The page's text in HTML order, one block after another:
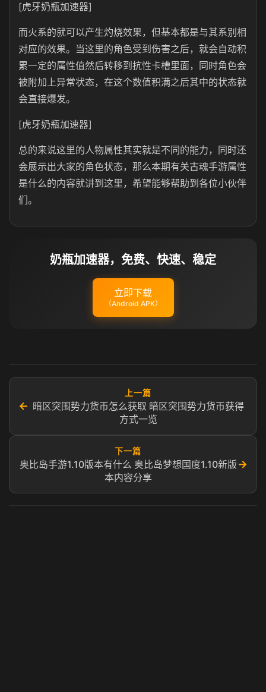
[虎牙奶瓶加速器]
而火系的就可以产生灼烧效果，但基本都是与其系别相
对应的效果。当这里的角色受到伤害之后，就会自动积
累一定的属性值然后转移到抗性卡槽里面，同时角色会
被附加上异常状态，在这个数值积满之后其中的状态就
会直接爆发。
[虎牙奶瓶加速器]
总的来说这里的人物属性其实就是不同的能力，同时还
会展示出大家的角色状态，那么本期有关古魂手游属性
是什么的内容就讲到这里，希望能够帮助到各位小伙伴
们。
奶瓶加速器，免费、快速、稳定
立即下载
（Android APK）
←
上一篇
暗区突围势力货币怎么获取 暗区突围势力货币获得
方式一览
下一篇
奥比岛手游1.10版本有什么 奥比岛梦想国度1.10新版
本内容分享
→